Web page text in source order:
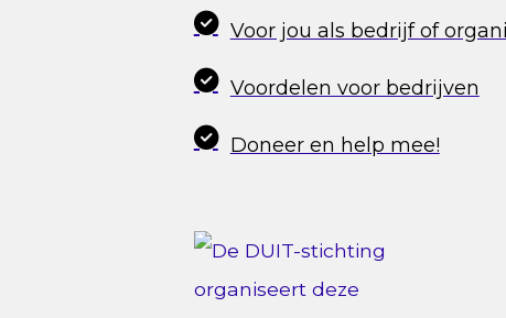
Voor jou als bedrijf of
Voordelen voor bedrijven
Doneer en help mee!